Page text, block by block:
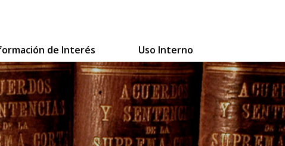
de Interés Uso Interno